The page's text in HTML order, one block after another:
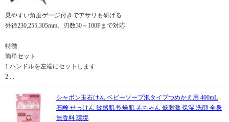
見やすい角度ゲージ付きでアサリも研げる
外径230,255,305mm、刃数30～100Pまで対応
特徴
簡単セット
1.ハンドルを左端にセットします
2....
シャボン玉石けん ベビーソープ泡タイプつめかえ用 400mL
石鹸 せっけん 敏感肌 乾燥肌 赤ちゃん 低刺激 保湿 洗顔 全身
無香料 環境